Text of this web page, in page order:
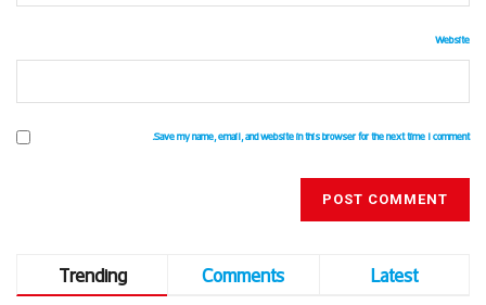
Website
Save my name, email, and website in this browser for the next time I comment.
Trending Comments
Latest